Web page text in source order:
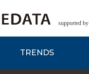
supported
TRENDS
EDITORIAL REPORT